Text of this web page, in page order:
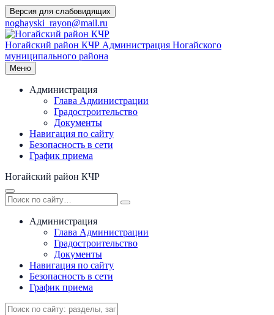
Перейти
к
содержимому
Версия для слабовидящих
noghayski_rayon@mail.ru
Ногайский район КЧР Администрация Ногайского
муниципального района
Меню
Администрация
Глава Администрации
Градостроительство
Документы
Навигация по сайту
Безопасность в сети
График приема
Ногайский район КЧР
Администрация
Глава Администрации
Градостроительство
Документы
Навигация по сайту
Безопасность в сети
График приема